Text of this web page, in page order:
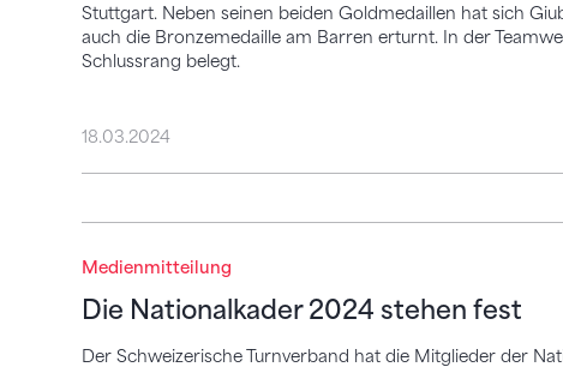
Stuttgart. Neben seinen beiden Goldmedaillen hat sich
auch die Bronzemedaille am Barren erturnt. In der
Schlussrang belegt.
18.03.2024
Medienmitteilung
Die Nationalkader 2024 stehen fest
Der Schweizerische Turnverband hat die Mitglieder der
Die Nationalkader 2024 stehen fest